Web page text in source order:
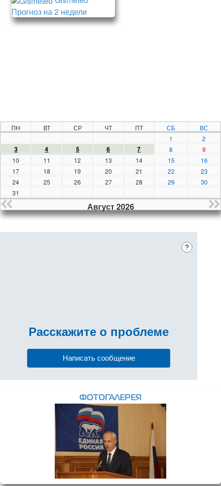
Прогноз на 2 недели
ПН ВТ СР ЧТ ПТ СБ
ВС
1
2
3 4 5 6 7 8
9
10
11 12 13 14 15
16
17
18 19 20 21 22
23
24
25 26 27 28 29
30
31
Август 2026
?
Расскажите о проблеме
Написать сообщение
ФОТОГАЛЕРЕЯ